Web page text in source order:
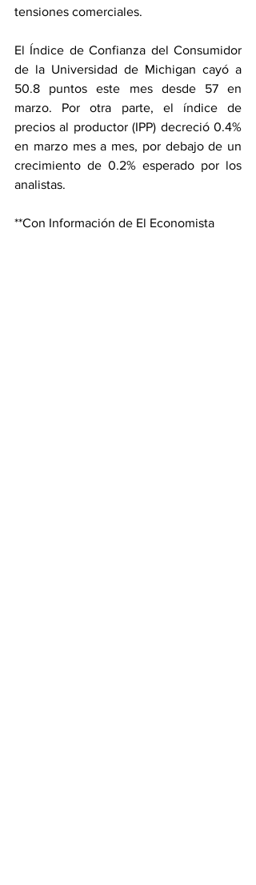
tensiones comerciales.
El Índice de Confianza del Consumidor
de la Universidad de Michigan cayó a
50.8 puntos este mes desde 57 en
marzo. Por otra parte, el índice de
precios al productor (IPP) decreció 0.4%
en marzo mes a mes, por debajo de un
crecimiento de 0.2% esperado por los
analistas.
**Con Información de El Economista